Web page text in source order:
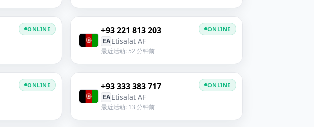
ONLINE +93 221 813 203
EAEtisalat AF
最近活动: 52 分钟前
ONLINE
ONLINE +93 333 383 717
EAEtisalat AF
最近活动: 13 分钟前
ONLINE